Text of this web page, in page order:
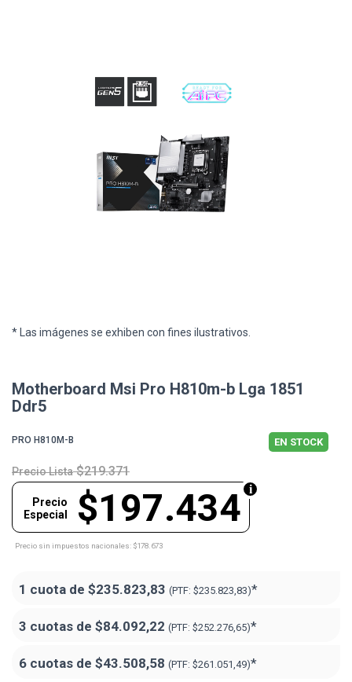
* Las imágenes se exhiben con fines ilustrativos.
Motherboard Msi Pro H810m-b Lga 1851
Ddr5
PRO H810M-B EN STOCK
Precio Lista $219.371
$197.434
Precio
Especial
Precio sin impuestos nacionales: $178.673
1 cuota de $235.823,83 (PTF: $235.823,83)*
3 cuotas de $84.092,22 (PTF: $252.276,65)*
6 cuotas de $43.508,58 (PTF: $261.051,49)*